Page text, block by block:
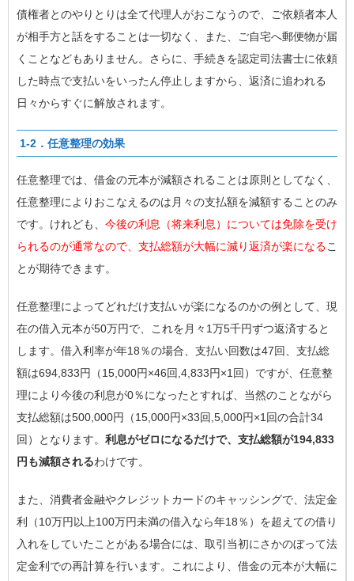
債権者とのやりとりは全て代理人がおこなうので、ご依頼者本人
が相手方と話をすることは一切なく、また、ご自宅へ郵便物が届
くことなどもありません。さらに、手続きを認定司法書士に依頼
した時点で支払いをいったん停止しますから、返済に追われる
日々からすぐに解放されます。
1-2．任意整理の効果
任意整理では、借金の元本が減額されることは原則としてなく、
任意整理によりおこなえるのは月々の支払額を減額することのみ
です。けれども、 今後の利息（将来利息）については免除を受け
られるのが通常なので、支払総額が大幅に減り返済が楽になるこ
とが期待できます。
任意整理によってどれだけ支払いが楽になるのかの例として、現
在の借入元本が50万円で、これを月々1万5千円ずつ返済すると
します。借入利率が年18％の場合、支払い回数は47回、支払総
額は694,833円（15,000円×46回,4,833円×1回）ですが、任意整
理により今後の利息が0％になったとすれば、当然のことながら
支払総額は500,000円（15,000円×33回,5,000円×1回の合計34
回）となります。 利息がゼロになるだけで、支払総額が194,833
円も減額されるわけです。
また、消費者金融やクレジットカードのキャッシングで、法定金
利（10万円以上100万円未満の借入なら年18％）を超えての借り
入れをしていたことがある場合には、取引当初にさかのぼって法
定金利での再計算を行います。これにより、借金の元本が大幅に